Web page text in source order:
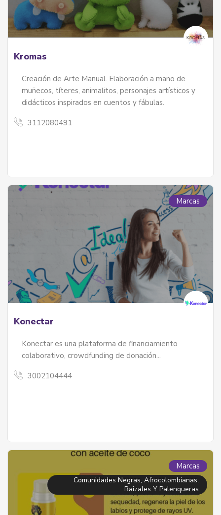
Kromas
Creación de Arte Manual. Elaboración a mano de
muñecos, títeres, animalitos, personajes artísticos y
didácticos inspirados en cuentos y fábulas.
3112080491
Marcas
Konectar
Konectar es una plataforma de financiamiento
colaborativo, crowdfunding de donación...
3002104444
Marcas
Comunidades Negras, Afrocolombianas,
Raizales Y Palenqueras